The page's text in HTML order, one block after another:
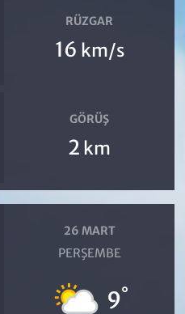
RÜZGAR
16 km/s
GÖRÜŞ
2 km
26 MART
PERŞEMBE
9°